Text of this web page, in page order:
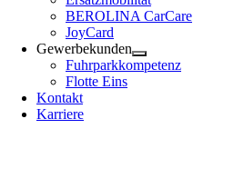
BEROLINA CarCare
JoyCard
Gewerbekunden
Fuhrparkkompetenz
Flotte Eins
Kontakt
Karriere